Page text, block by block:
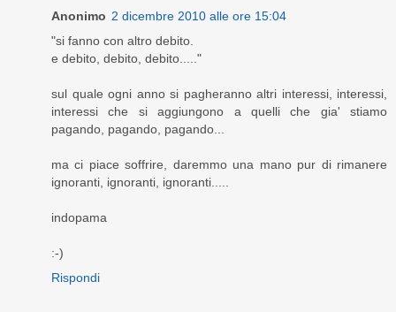
Anonimo 2 dicembre 2010 alle ore 15:04
"si fanno con altro debito.
e debito, debito, debito....."
sul quale ogni anno si pagheranno altri interessi, interessi,
interessi che si aggiungono a quelli che gia' stiamo
pagando, pagando, pagando...
ma ci piace soffrire, daremmo una mano pur di rimanere
ignoranti, ignoranti, ignoranti.....
indopama
:-)
Rispondi